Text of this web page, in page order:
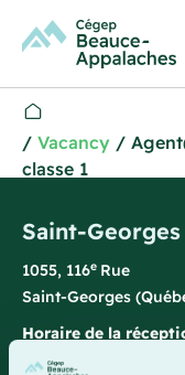
/ Vacancy /
classe 1
Saint-Georges
1055, 116e Rue
Saint-Georges
Horaire de la
Lundi-vendredi : 7 h